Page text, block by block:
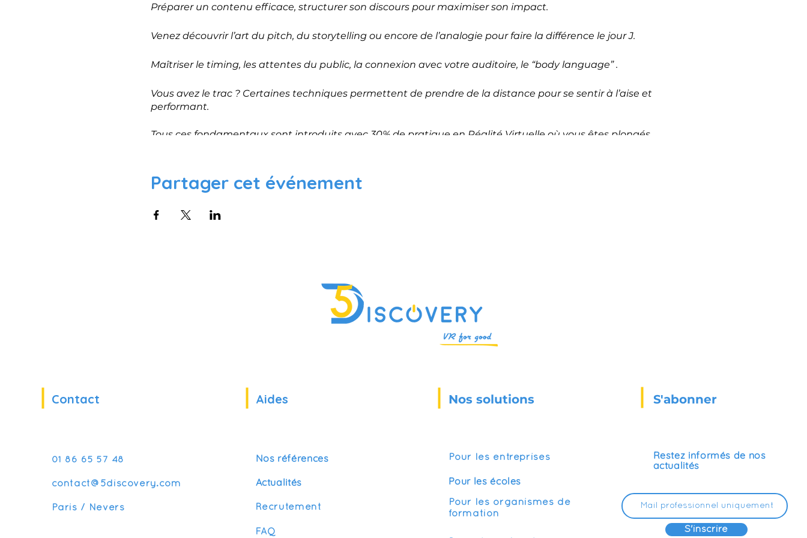
Préparer un contenu efficace, structurer son discours pour maximiser son impact.
Venez découvrir l’art du pitch, du storytelling ou encore de l’analogie pour faire la différence le jour J.
Maîtriser le timing, les attentes du public, la connexion avec votre auditoire, le “body language” .
Vous avez le trac ? Certaines techniques permettent de prendre de la distance pour se sentir à l’aise et
performant.
Tous ces fondamentaux sont introduits avec 30% de pratique en Réalité Virtuelle où vous êtes plongés
Voir la descrition complète
Partager cet événement
Contact
01 86 65 57 48
contact@5discovery.com
Paris / Nevers
Aides
Nos références
Actualités
Recrutement
FAQ
Nos solutions
Pour les entreprises
Pour les écoles
Pour les organismes de
formation
S'abonner
Restez informés de nos
actualités
S'inscrire